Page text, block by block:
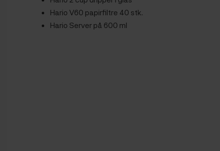
Hario V60 papirfiltre 40 stk.
Hario Server på 600 ml